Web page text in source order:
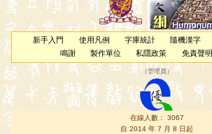
新手入門 使用凡例 字庫統計 隨機漢字
鳴謝
製作單位 私隱政策 免責聲明
（管理員 ）
在線人數： 3067
自 2014 年 7 月 8 日起